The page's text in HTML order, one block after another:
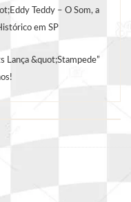
Teddy – O Som, a
em SP
Lança &quot;Stampede”